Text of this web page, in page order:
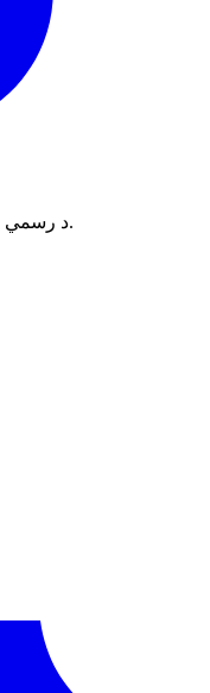
د رسمي چینل د پرانیستو لپاره پر آیکن کلیک وکړئ.